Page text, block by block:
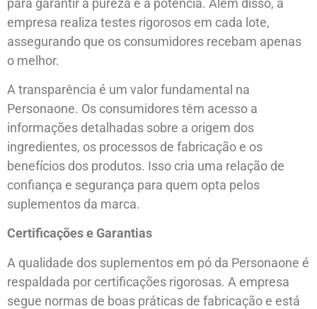
empresa realiza testes rigorosos em cada lote,
assegurando que os consumidores recebam apenas
o melhor.
A transparência é um valor fundamental na
Personaone. Os consumidores têm acesso a
informações detalhadas sobre a origem dos
ingredientes, os processos de fabricação e os
benefícios dos produtos. Isso cria uma relação de
confiança e segurança para quem opta pelos
suplementos da marca.
Certificações e Garantias
A qualidade dos suplementos em pó da Personaone é
respaldada por certificações rigorosas. A empresa
segue normas de boas práticas de fabricação e está